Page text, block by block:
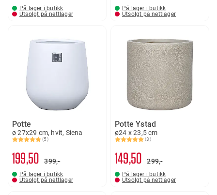
På lager i butikk
Utsolgt på nettlager
På lager i butikk
Utsolgt på nettlager
Potte
ø 27x29 cm, hvit, Siena
Karakter:
(5)
5.0 av 5 mulige
19950 399,-
På lager i butikk
Utsolgt på nettlager
Potte Ystad
ø24 x 23,5 cm
Karakter:
(3)
5.0 av 5 mulige
14950 299,-
På lager i butikk
Utsolgt på nettlager